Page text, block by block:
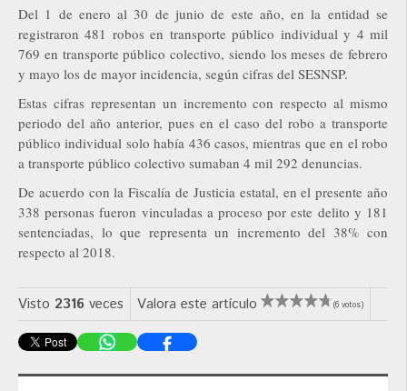
Del 1 de enero al 30 de junio de este año, en la entidad se
registraron 481 robos en transporte público individual y 4 mil
769 en transporte público colectivo, siendo los meses de febrero
y mayo los de mayor incidencia, según cifras del SESNSP.
Estas cifras representan un incremento con respecto al mismo
periodo del año anterior, pues en el caso del robo a transporte
público individual solo había 436 casos, mientras que en el robo
a transporte público colectivo sumaban 4 mil 292 denuncias.
De acuerdo con la Fiscalía de Justicia estatal, en el presente año
338 personas fueron vinculadas a proceso por este delito y 181
sentenciadas, lo que representa un incremento del 38% con
respecto al 2018.
Visto 2316 veces Valora este artículo (6 votos)